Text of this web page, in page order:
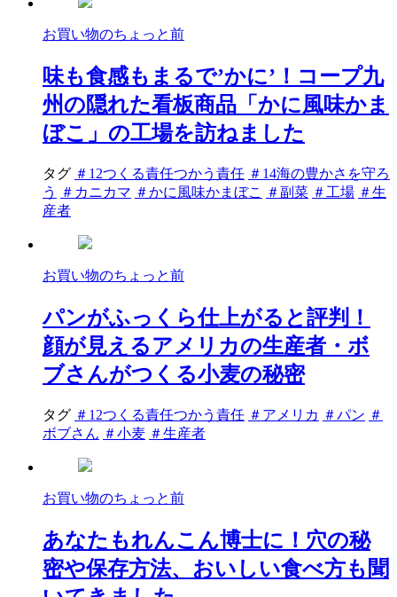
お買い物のちょっと前
味も食感もまるで’かに’！コープ九
州の隠れた看板商品「かに風味かま
ぼこ」の工場を訪ねました
タグ ＃12つくる責任つかう責任 ＃14海の豊かさを守ろ
う
＃カニカマ ＃かに風味かまぼこ ＃副菜 ＃工場 ＃生
産者
お買い物のちょっと前
パンがふっくら仕上がると評判！
顔が見えるアメリカの生産者・ボ
ブさんがつくる小麦の秘密
タグ ＃12つくる責任つかう責任 ＃アメリカ ＃パン ＃
ボブさん ＃小麦 ＃生産者
お買い物のちょっと前
あなたもれんこん博士に！穴の秘
密や保存方法、おいしい食べ方も聞